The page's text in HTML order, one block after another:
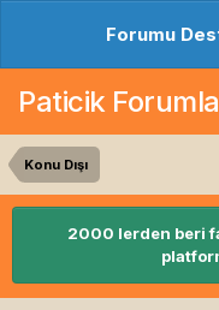
Forumu
Paticik
Konu Dışı
2000 lerden beri